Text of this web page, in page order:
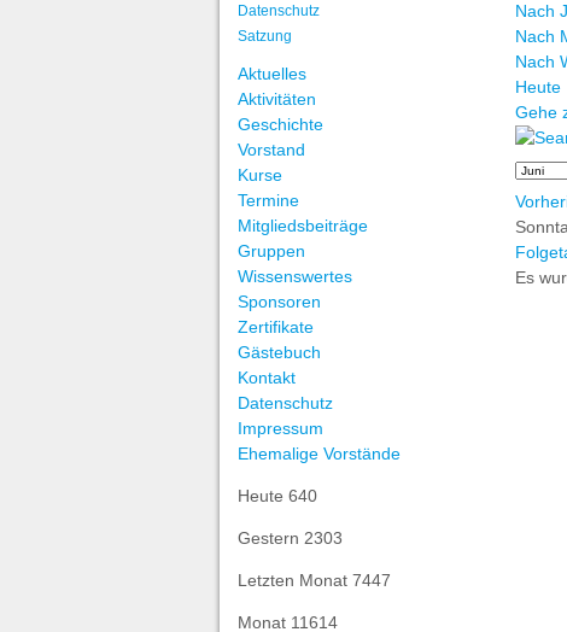
Datenschutz
Satzung
Aktuelles
Aktivitäten
Geschichte
Vorstand
Kurse
Termine
Mitgliedsbeiträge
Gruppen
Wissenswertes
Sponsoren
Zertifikate
Gästebuch
Kontakt
Datenschutz
Impressum
Ehemalige Vorstände
Heute 640
Gestern 2303
Letzten Monat 7447
Monat 11614
Nach
Nach
Nach
Heute
Gehe
Es